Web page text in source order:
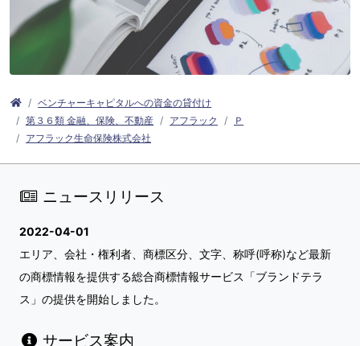
ベンチャーキャピタルへの資金の貸付け
第３６類 金融、保険、不動産
アフラック
Ｐ
アフラック生命保険株式会社
ニュースリリース
2022-04-01
エリア、会社・権利者、商標区分、文字、称呼(呼称)など最新
の商標情報を提供する総合商標情報サービス「ブランドテラ
ス」の提供を開始しました。
サービス案内